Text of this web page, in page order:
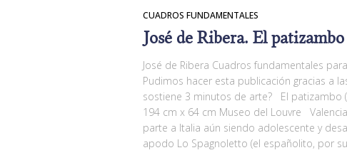
CUADROS FUNDAMENTALES
José de Ribera. El
José de Ribera Cuadros fundamentales
Pudimos hacer esta publicación gracias a
sostiene 3 minutos de arte? El patizambo
194 cm x 64 cm Museo del Louvre
parte a Italia aún siendo adolescente y
apodo Lo Spagnoletto (el españolito, por